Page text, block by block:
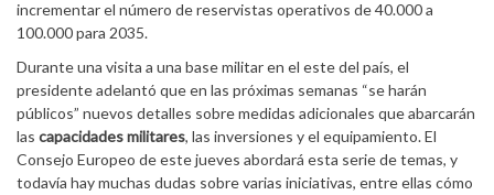
incrementar el número de reservistas operativos de 40.000 a
100.000 para 2035.
Durante una visita a una base militar en el este del país, el
presidente adelantó que en las próximas semanas “se harán
públicos” nuevos detalles sobre medidas adicionales que abarcarán
las capacidades militares, las inversiones y el equipamiento. El
Consejo Europeo de este jueves abordará esta serie de temas, y
todavía hay muchas dudas sobre varias iniciativas, entre ellas cómo